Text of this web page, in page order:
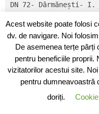
DN 72- Dărmănești-
DN 61 Găești- Corbii
DN72- Găești-Picior de
DJ701 Corbii Mari
DJ 720- Gura Ocniței
DN 72- Dărmănești- I.
Târgovişte: Str. Str.
Petru Cercel-Bd.
Acest website poate folosi
dv. de navigare. Noi
De asemenea terțe părți
pentru beneficiile proprii.
vizitatorilor acestui site.
pentru dumneavoastră
doriți.